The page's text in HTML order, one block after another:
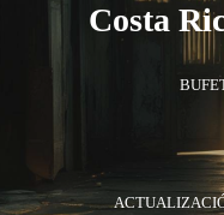
Costa